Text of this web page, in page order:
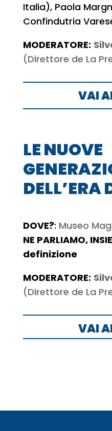
Italia), Paola
Confindutria
MODERATORE:
(Direttore de La
VAI
LE NUOVE
DELL’ERA
DOVE?: Museo
NE PARLIAMO,
definizione
MODERATORE:
(Direttore de La
VAI